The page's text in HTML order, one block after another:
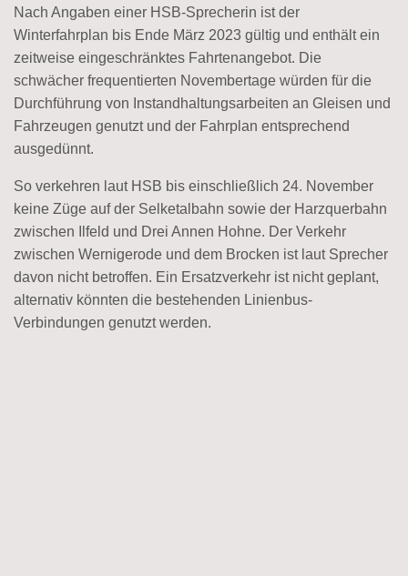
Nach Angaben einer HSB-Sprecherin ist der
Winterfahrplan bis Ende März 2023 gültig und enthält ein
zeitweise eingeschränktes Fahrtenangebot. Die
schwächer frequentierten Novembertage würden für die
Durchführung von Instandhaltungsarbeiten an Gleisen und
Fahrzeugen genutzt und der Fahrplan entsprechend
ausgedünnt.
So verkehren laut HSB bis einschließlich 24. November
keine Züge auf der Selketalbahn sowie der Harzquerbahn
zwischen Ilfeld und Drei Annen Hohne. Der Verkehr
zwischen Wernigerode und dem Brocken ist laut Sprecher
davon nicht betroffen. Ein Ersatzverkehr ist nicht geplant,
alternativ könnten die bestehenden Linienbus-
Verbindungen genutzt werden.